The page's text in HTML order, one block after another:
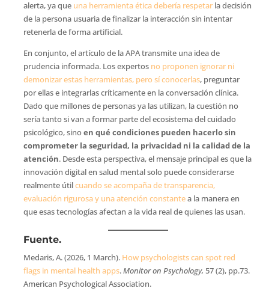
alerta, ya que una herramienta ética debería respetarla decisión
de la persona usuaria de finalizar la interacción sin intentar
retenerla de forma artificial.
En conjunto, el artículo de la APA transmite una idea de
prudencia informada. Los expertos no proponen ignorar ni
demonizar estas herramientas, pero sí conocerlas, preguntar
por ellas e integrarlas críticamente en la conversación clínica.
Dado que millones de personas ya las utilizan, la cuestión no
sería tanto si van a formar parte del ecosistema del cuidado
psicológico, sinoen qué condiciones pueden hacerlo sin
comprometer la seguridad, la privacidad ni la calidad de la
atención. Desde esta perspectiva, el mensaje principal es que la
innovación digital en salud mental solo puede considerarse
realmente útilcuando se acompaña de transparencia,
evaluación rigurosa y una atención constantea la manera en
que esas tecnologías afectan a la vida real de quienes las usan.
Fuente.
Medaris, A. (2026, 1 March). How psychologists can spot red
flags in mental health apps.Monitor on Psychology, 57 (2), pp.73.
American Psychological Association.